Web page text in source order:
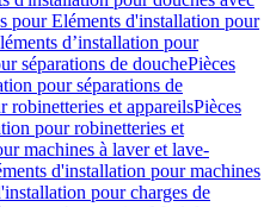
pour Eléments d'installation pour
d’installation pour
séparations de douchePièces
pour séparations de
robinetteries et appareilsPièces
pour robinetteries et
machines à laver et lave-
d'installation pour machines
pour charges de